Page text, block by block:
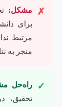
✗ مشکل:
برای
مرتبط
منجر به
✓ راه‌حل
تحقیق،